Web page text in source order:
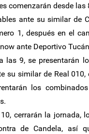
comenzarán desde las
ante su similar de
1, después en el
ante Deportivo
las 9, se presentarán
su similar de Real 010,
los
cerrarán la jornada,
de Candela, así